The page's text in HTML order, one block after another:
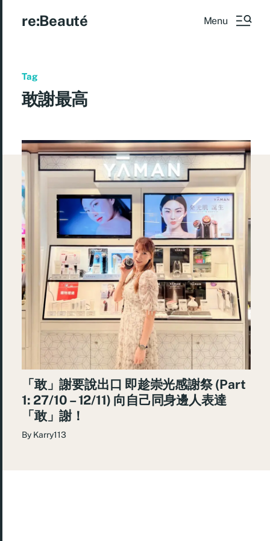
re:Beauté Menu
Tag
敢謝最高
「敢」謝要說出口 即趁崇光感謝祭 (Part
1: 27/10 – 12/11) 向自己同身邊人表達
「敢」謝！
By Karry113